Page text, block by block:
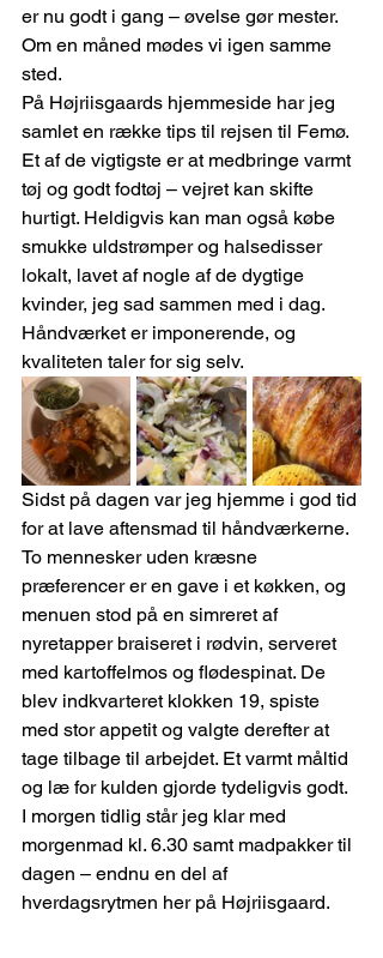
er nu godt i gang – øvelse gør mester.
Om en måned mødes vi igen samme
sted.
På Højriisgaards hjemmeside har jeg
samlet en række tips til rejsen til Femø.
Et af de vigtigste er at medbringe varmt
tøj og godt fodtøj – vejret kan skifte
hurtigt. Heldigvis kan man også købe
smukke uldstrømper og halsedisser
lokalt, lavet af nogle af de dygtige
kvinder, jeg sad sammen med i dag.
Håndværket er imponerende, og
kvaliteten taler for sig selv.
Sidst på dagen var jeg hjemme i god tid
for at lave aftensmad til håndværkerne.
To mennesker uden kræsne
præferencer er en gave i et køkken, og
menuen stod på en simreret af
nyretapper braiseret i rødvin, serveret
med kartoffelmos og flødespinat. De
blev indkvarteret klokken 19, spiste
med stor appetit og valgte derefter at
tage tilbage til arbejdet. Et varmt måltid
og læ for kulden gjorde tydeligvis godt.
I morgen tidlig står jeg klar med
morgenmad kl. 6.30 samt madpakker til
dagen – endnu en del af
hverdagsrytmen her på Højriisgaard.